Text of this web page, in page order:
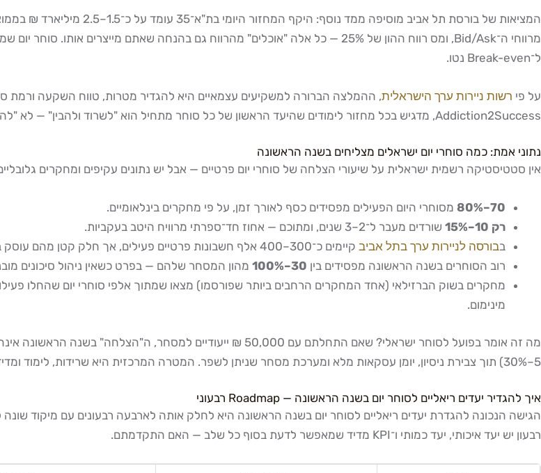
המציאות של בורסת תל אביב
ל־Break-even נטו.
על פי רשות ניירות ערך הישראלית, ההמלצה הברורה למשקיעים עצמאיים היא להגדיר מטרות, טווח השקעה ורמת
Addiction2Success, מדגיש בכל מחזור לימודים שהיעד הראשון של כל סוחר מתחיל הוא "לשרוד ולהבין" — לא "להרוויח ולהתפרנס".
נתוני אמת: כמה סוחרי יום ישראלים מצליחים בשנה הראשונה
אין סטטיסטיקה רשמית ישראלית על שיעורי הצלחה של סוחרי יום פרטיים — אבל יש נתונים עקיפים ומחקרים
70–80%
מסוחרי היום הפעילים מפסידים כסף לאורך זמן, על פי מחקרים בינלאומיים.
רק 10–15%
שורדים מעבר ל־2–3 שנים, ומתוכם — אחוז חד־ספרתי מרוויח היטב בעקביות.
בבורסה לניירות ערך בתל אביב קיימים כ־300–400 אלף חשבונות פרטיים פעילים, אך חלק קטן מהם עוסק במסחר יומי אינטנסיבי.
רוב הסוחרים בשנה הראשונה מפסידים בין 30–100%
מהון המסחר שלהם — בפרט כשאין ניהול סיכונים
מחקרים בשוק הברזילאי (אחד המחקרים הרחבים ביותר שפורסמו) מצאו שמתוך אלפי סוחרי יום שהחלו
מינימום.
מה זה אומר בפועל לסוחר ישראלי? שאם התחלתם עם 50,000 ₪ ייעודיים למסחר, ה"הצלחה" בשנה הראשונה אינה "הכפלת ההון" — היא
5–30%) תוך צבירת ניסיון, יומן עסקאות מלא ומערכת מסחר שניתן לשפר. המטרה המרכזית היא שרידות, לימוד ומדידת ביצועים — הרבה לפני שמדברים על משיכת שכר קבוע מהמסחר.
איך להגדיר יעדים ריאליים לסוחר יום בשנה הראשונה — Roadmap רבעוני
הגישה הנכונה להגדרת יעדים ריאליים לסוחר יום בשנה הראשונה היא לחלק אותה לארבעה רבעונים עם מיקוד
רבעון יש יעד איכותי, יעד כמותי ו־KPI מדיד שמאפשר לדעת בסוף כל שלב — האם התקדמתם.